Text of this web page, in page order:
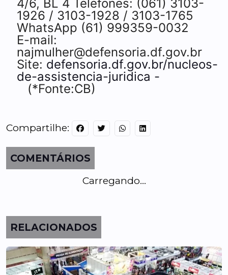
4/6, BL 4 Telefones: (061) 3103-
1926 / 3103-1928 / 3103-1765
WhatsApp (61) 999359-0032
E-mail:
najmulher@defensoria.df.gov.br
Site: defensoria.df.gov.br/nucleos-
de-assistencia-juridica -
(*Fonte:CB)
Compartilhe:
COMENTÁRIOS
Carregando...
RELACIONADOS